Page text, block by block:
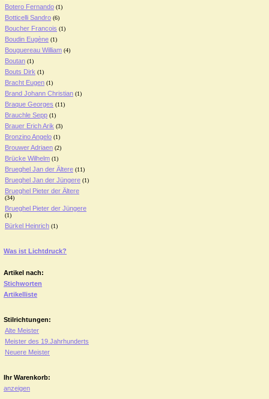
Botero Fernando (1)
Botticelli Sandro (6)
Boucher Francois (1)
Boudin Eugène (1)
Bouguereau William (4)
Boutan (1)
Bouts Dirk (1)
Bracht Eugen (1)
Brand Johann Christian (1)
Braque Georges (11)
Brauchle Sepp (1)
Brauer Erich Arik (3)
Bronzino Angelo (1)
Brouwer Adriaen (2)
Brücke Wilhelm (1)
Brueghel Jan der Ältere (11)
Brueghel Jan der Jüngere (1)
Brueghel Pieter der Ältere
(34)
Brueghel Pieter der Jüngere
(1)
Bürkel Heinrich (1)
Was ist Lichtdruck?
Artikel nach:
Stichworten
Artikelliste
Stilrichtungen:
Alte Meister
Meister des 19.Jahrhunderts
Neuere Meister
Ihr Warenkorb:
anzeigen